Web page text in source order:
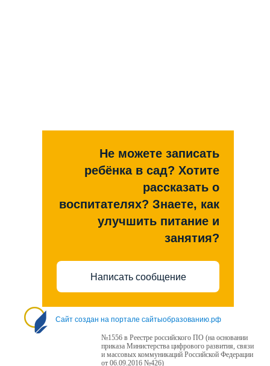
Не можете записать
ребёнка в сад? Хотите
рассказать о
воспитателях? Знаете, как
улучшить питание и
занятия?
Написать сообщение
Сайт создан на портале сайтыобразованию.рф
№1556 в Реестре российского ПО (на основании
приказа Министерства цифрового развития, связи
и массовых коммуникаций Российской Федерации
от 06.09.2016 №426)